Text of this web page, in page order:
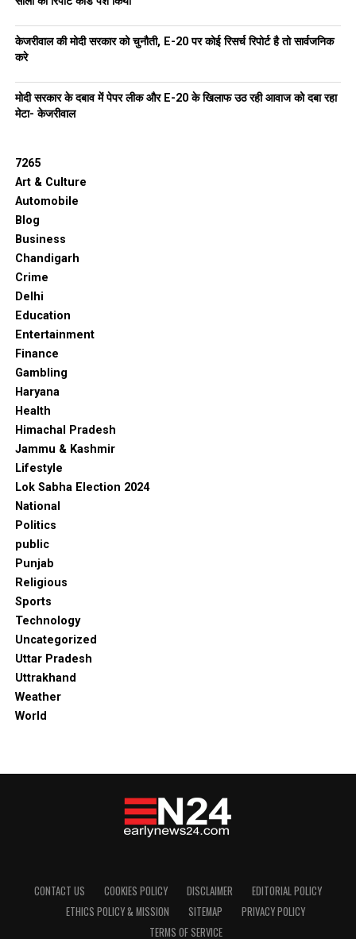
केजरीवाल की मोदी सरकार को चुनौती, E-20 पर कोई रिसर्च रिपोर्ट है तो सार्वजनिक
करे
मोदी सरकार के दबाव में पेपर लीक और E-20 के खिलाफ उठ रही आवाज को दबा रहा
मेटा- केजरीवाल
7265
Art & Culture
Automobile
Blog
Business
Chandigarh
Crime
Delhi
Education
Entertainment
Finance
Gambling
Haryana
Health
Himachal Pradesh
Jammu & Kashmir
Lifestyle
Lok Sabha Election 2024
National
Politics
public
Punjab
Religious
Sports
Technology
Uncategorized
Uttar Pradesh
Uttrakhand
Weather
World
CONTACT US COOKIES POLICY DISCLAIMER
EDITORIAL POLICY
ETHICS POLICY & MISSION
SITEMAP
PRIVACY POLICY
TERMS OF SERVICE